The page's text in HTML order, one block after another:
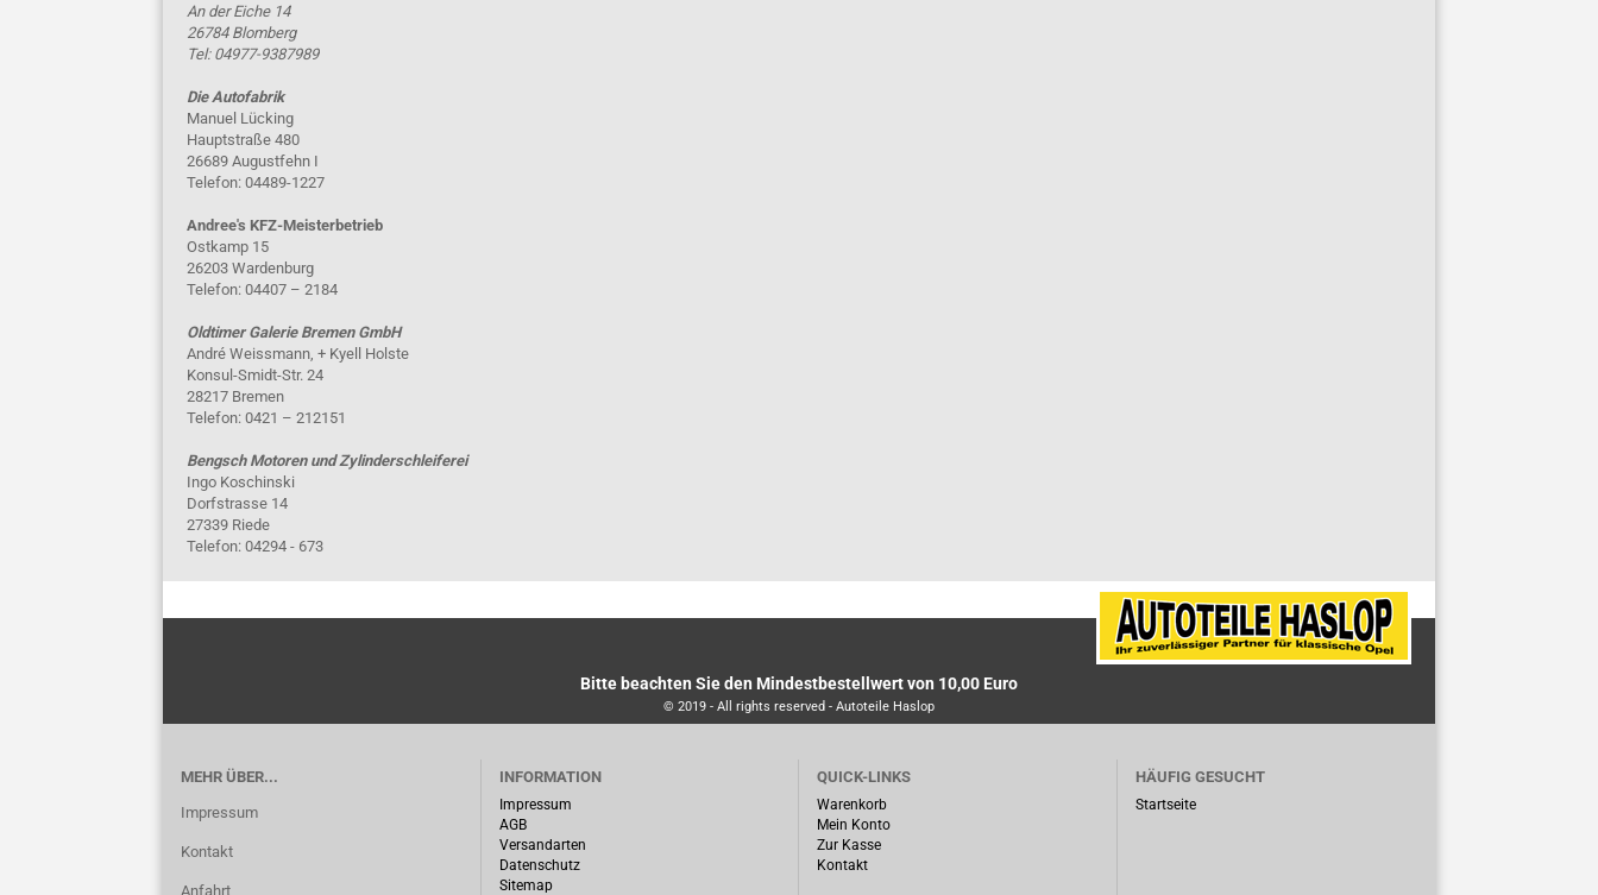
An der Eiche 14
26784 Blomberg
Tel: 04977-9387989
Die Autofabrik
Manuel Lücking
Hauptstraße 480
26689 Augustfehn I
Telefon: 04489-1227
Andree's KFZ-Meisterbetrieb
Ostkamp 15
26203 Wardenburg
Telefon: 04407 – 2184
Oldtimer Galerie Bremen GmbH
André Weissmann, + Kyell Holste
Konsul-Smidt-Str. 24
28217 Bremen
Telefon: 0421 – 212151
Bengsch Motoren und Zylinderschleiferei
Ingo Koschinski
Dorfstrasse 14
27339 Riede
Telefon: 04294 - 673
Bitte beachten Sie den Mindestbestellwert von 10,00 Euro
© 2019 - All rights reserved - Autoteile Haslop
MEHR ÜBER...
Impressum
Kontakt
Anfahrt
INFORMATION
Impressum
AGB
Versandarten
Datenschutz
Sitemap
QUICK-LINKS
Warenkorb
Mein Konto
Zur Kasse
Kontakt
HÄUFIG GESUCHT
Startseite